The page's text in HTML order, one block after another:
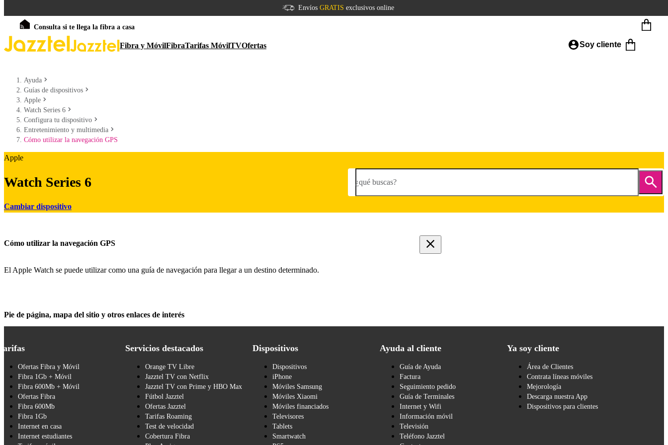
Envíos GRATIS exclusivos online
Consulta si te llega la fibra a casa
Fibra y MóvilFibraTarifas MóvilTVOfertas Soy cliente
Ayuda
Guías de dispositivos
Apple
Watch Series 6
Configura tu dispositivo
Entretenimiento y multimedia
Cómo utilizar la navegación GPS
Apple
Watch Series 6
Cambiar dispositivo
¿qué buscas?
Cómo utilizar la navegación GPS
El Apple Watch se puede utilizar como una guía de navegación para llegar a un destino determinado.
Pie de página, mapa del sitio y otros enlaces de interés
Ofertas Fibra y Móvil
Fibra 1Gb + Móvil
Fibra 600Mb + Móvil
Ofertas Fibra
Fibra 600Mb
Fibra 1Gb
Internet en casa
Internet estudiantes
Servicios destacados
Orange TV Libre
Jazztel TV con Netflix
Jazztel TV con Prime y HBO Max
Fútbol Jazztel
Ofertas Jazztel
Tarifas Roaming
Test de velocidad
Cobertura Fibra
Dispositivos
Dispositivos
iPhone
Móviles Samsung
Móviles Xiaomi
Móviles financiados
Televisores
Tablets
Smartwatch
Ayuda al cliente
Guía de Ayuda
Factura
Seguimiento pedido
Guía de Terminales
Internet y Wifi
Información móvil
Televisión
Teléfono Jazztel
Ya soy cliente
Área de Clientes
Contrata líneas móviles
Mejorología
Descarga nuestra App
Dispositivos para clientes